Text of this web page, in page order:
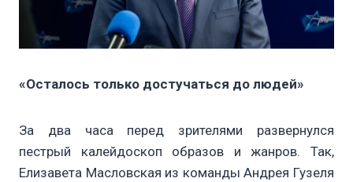
«Осталось только достучаться до людей»
За два часа перед зрителями развернулся
пестрый калейдоскоп образов и жанров. Так,
Елизавета Масловская из команды Андрея Гузеля